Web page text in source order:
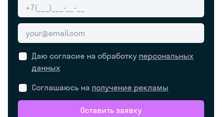
Даю согласие на обработку персональных
данных
Соглашаюсь на получение рекламы
Оставить заявку